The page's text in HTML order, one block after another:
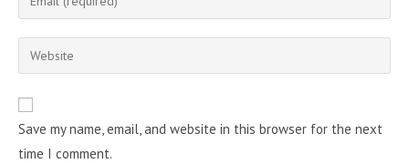
comment
your
email
address
Enter
your
URL
(optional)
Save my name, email, and website in this browser for the next
time I comment.